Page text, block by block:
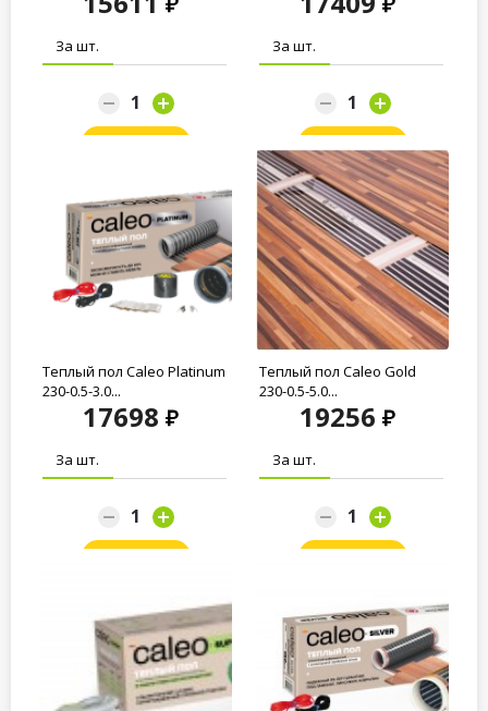
За шт.
Заказать
За шт.
Заказать
Теплый пол Caleo Platinum
230-0.5-3.0...
17698
За шт.
Заказать
Теплый пол Caleo Gold
230-0.5-5.0...
19256
За шт.
Заказать